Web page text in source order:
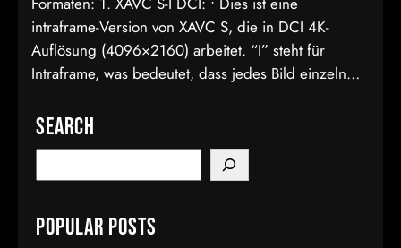
intraframe-Version von XAVC S, die in DCI 4K-
Auflösung (4096×2160) arbeitet. “I” steht für
Intraframe, was bedeutet, dass jedes Bild einzeln…
Search
e
r
Popular Posts